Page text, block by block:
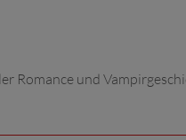
Romance und